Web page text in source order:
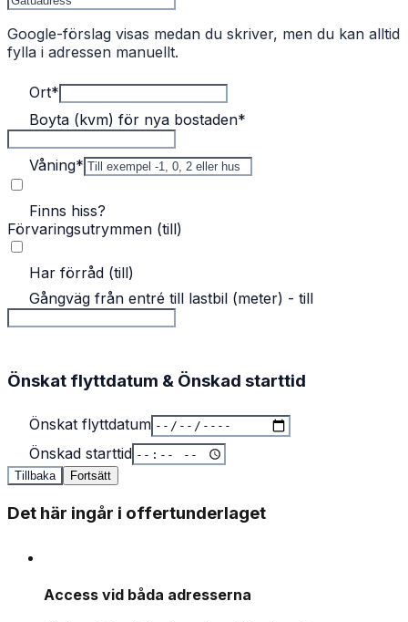
Google-förslag visas medan du skriver, men du kan alltid
fylla i adressen manuellt.
Ort*
Boyta (kvm) för nya bostaden*
Våning*
Finns hiss?
Förvaringsutrymmen (till)
Har förråd (till)
Gångväg från entré till lastbil (meter) - till
Önskat flyttdatum & Önskad starttid
Önskat flyttdatum
Önskad starttid
Tillbaka Fortsätt
Det här ingår i offertunderlaget
Access vid båda adresserna